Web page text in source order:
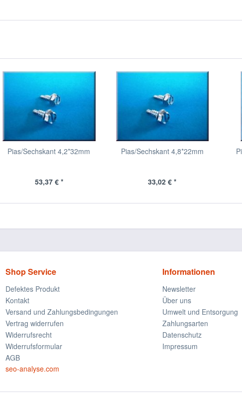
Pias/Sechskant 4,2*32mm
53,37 € *
Pias/Sechskant 4,8*22mm
33,02 € *
Shop Service
Defektes Produkt
Kontakt
Versand und Zahlungsbedingungen
Vertrag widerrufen
Widerrufsrecht
Widerrufsformular
AGB
seo-analyse.com
Informationen
Newsletter
Über uns
Umwelt und Entsorgung
Zahlungsarten
Datenschutz
Impressum